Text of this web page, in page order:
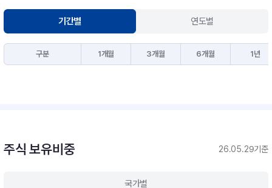
기간별 연도별
구분 1개월 3개월 6개월 1년
주식 보유비중 26.05.29기준
국가별